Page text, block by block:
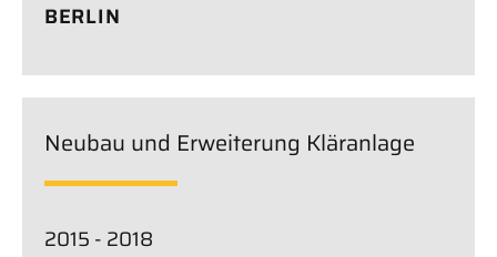
BERLIN
Neubau und Erweiterung Kläranlage
2015 - 2018